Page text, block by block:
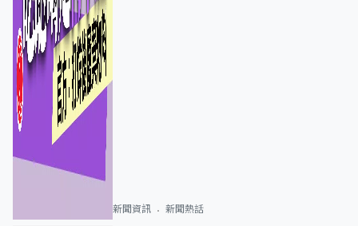
新聞資訊 新聞熱話